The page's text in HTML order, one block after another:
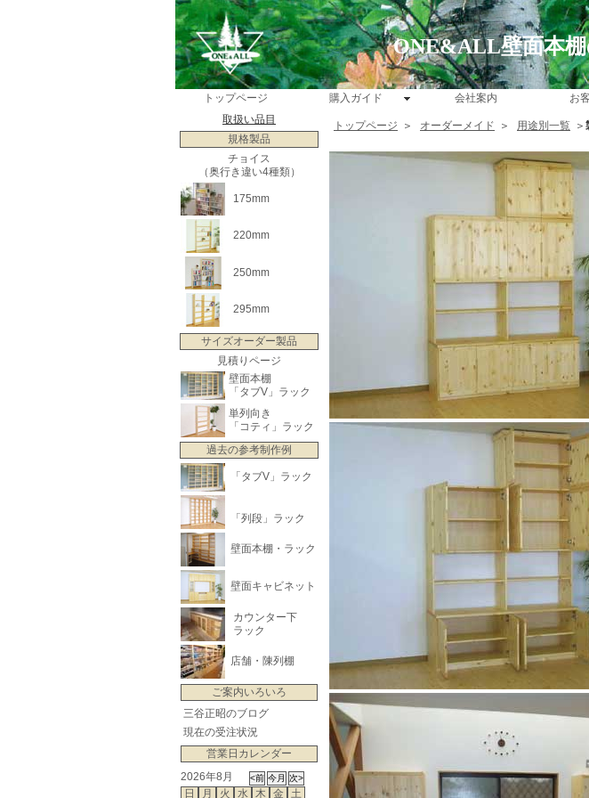
ONE&ALL壁面本
トップページ 購入ガイド 会社案内 お
取扱い品目
規格製品
チョイス
（奥行き違い4種類）
175mm
220mm
250mm
295mm
サイズオーダー製品
見積りページ
壁面本棚
「タブV」ラック
単列向き
「コティ」ラック
過去の参考制作例
「タブV」ラック
「列段」ラック
壁面本棚・ラック
壁面キャビネット
カウンター下
ラック
店舗・陳列棚
ご案内いろいろ
三谷正昭のブログ
現在の受注状況
営業日カレンダー
2026年8月
日
月 火 水 木 金 土
トップページ ＞ オーダーメイド ＞ 用途別一覧 ＞